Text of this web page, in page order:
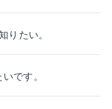
りたい。
です。